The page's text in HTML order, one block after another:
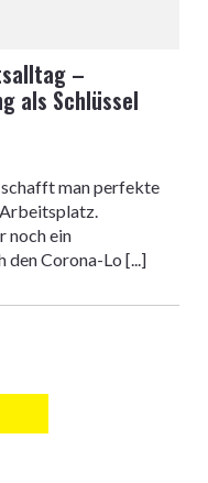
–
als Schlüssel
man perfekte
noch ein
den Corona-Lo [...]